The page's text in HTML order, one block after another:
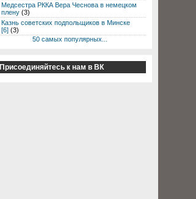
Медсестра РККА Вера Чеснова в немецком
плену (3)
Казнь советских подпольщиков в Минске
[6] (3)
50 самых популярных...
Присоединяйтесь к нам в ВК